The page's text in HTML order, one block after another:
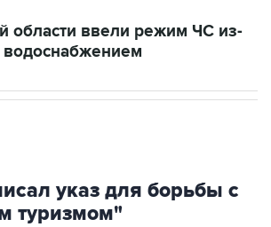
области ввели режим ЧС из-
водоснабжением
указ для борьбы с
туризмом"